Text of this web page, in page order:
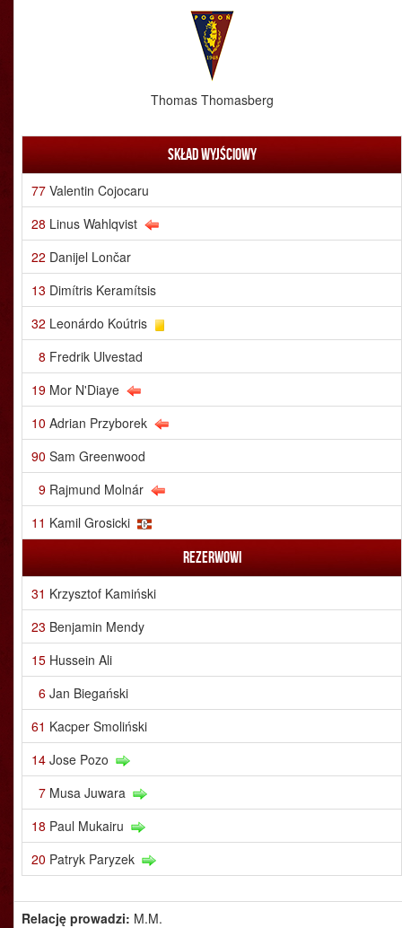
Thomas Thomasberg
Skład wyjściowy
77 Valentin Cojocaru
28 Linus Wahlqvist
22 Danijel Lončar
13 Dimítris Keramítsis
32 Leonárdo Koútris
8 Fredrik Ulvestad
19 Mor N'Diaye
10 Adrian Przyborek
90 Sam Greenwood
9 Rajmund Molnár
11 Kamil Grosicki
Rezerwowi
31 Krzysztof Kamiński
23 Benjamin Mendy
15 Hussein Ali
6 Jan Biegański
61 Kacper Smoliński
14 Jose Pozo
7 Musa Juwara
18 Paul Mukairu
20 Patryk Paryzek
Relację prowadzi: M.M.